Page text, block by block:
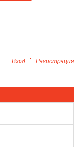
Вход Регистрация